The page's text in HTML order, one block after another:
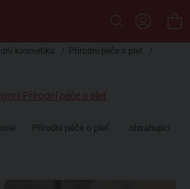
kosmetika / Přírodní péče o pleť
/
Přírodní péče o pleť
Přírodní péče o pleť obsahující